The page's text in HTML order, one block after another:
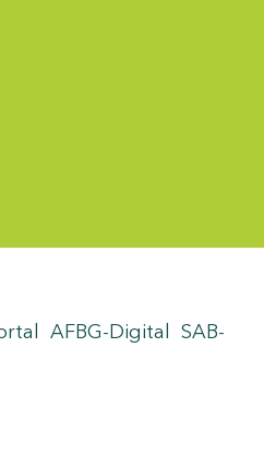
AFBG-Digital
SAB-